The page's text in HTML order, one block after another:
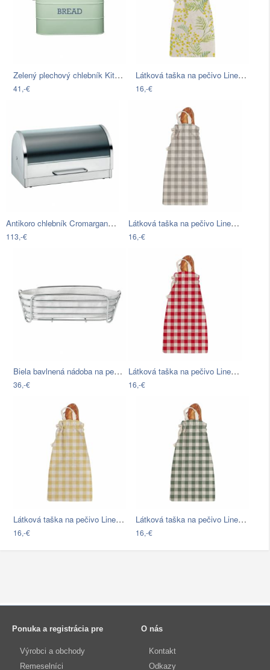
Zelený plechový chlebník Kitchen Craft…
41,-€
Látková taška na pečivo Linen Couture…
16,-€
Antikoro chlebník Cromargan® WMF, 39 x…
113,-€
Látková taška na pečivo Linen Couture…
16,-€
Biela bavlnená nádoba na pečivo so…
36,-€
Látková taška na pečivo Linen Couture…
16,-€
Látková taška na pečivo Linen Couture…
16,-€
Látková taška na pečivo Linen Couture…
16,-€
Ponuka a registrácia pre
Výrobci a obchody
Remeselníci
O nás
Kontakt
Odkazy